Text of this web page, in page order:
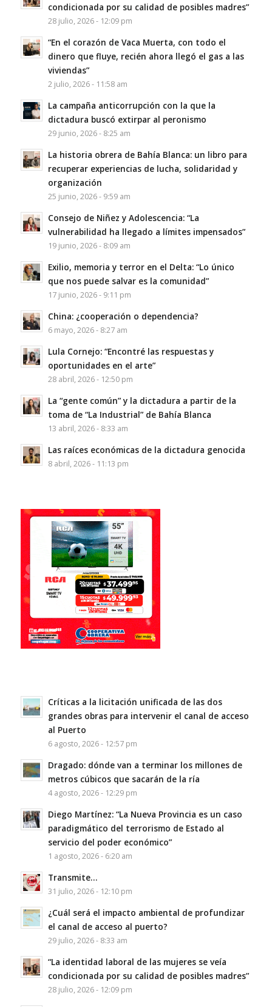
condicionada por su calidad de posibles madres”
28 julio, 2026 - 12:09 pm
“En el corazón de Vaca Muerta, con todo el
dinero que fluye, recién ahora llegó el gas a las
viviendas”
2 julio, 2026 - 11:58 am
La campaña anticorrupción con la que la
dictadura buscó extirpar al peronismo
29 junio, 2026 - 8:25 am
La historia obrera de Bahía Blanca: un libro para
recuperar experiencias de lucha, solidaridad y
organización
25 junio, 2026 - 9:59 am
Consejo de Niñez y Adolescencia: “La
vulnerabilidad ha llegado a límites impensados”
19 junio, 2026 - 8:09 am
Exilio, memoria y terror en el Delta: “Lo único
que nos puede salvar es la comunidad”
17 junio, 2026 - 9:11 pm
China: ¿cooperación o dependencia?
6 mayo, 2026 - 8:27 am
Lula Cornejo: “Encontré las respuestas y
oportunidades en el arte”
28 abril, 2026 - 12:50 pm
La “gente común” y la dictadura a partir de la
toma de “La Industrial” de Bahía Blanca
13 abril, 2026 - 8:33 am
Las raíces económicas de la dictadura genocida
8 abril, 2026 - 11:13 pm
Críticas a la licitación unificada de las dos
grandes obras para intervenir el canal de acceso
al Puerto
6 agosto, 2026 - 12:57 pm
Dragado: dónde van a terminar los millones de
metros cúbicos que sacarán de la ría
4 agosto, 2026 - 12:29 pm
Diego Martínez: “La Nueva Provincia es un caso
paradigmático del terrorismo de Estado al
servicio del poder económico”
1 agosto, 2026 - 6:20 am
Transmite…
31 julio, 2026 - 12:10 pm
¿Cuál será el impacto ambiental de profundizar
el canal de acceso al puerto?
29 julio, 2026 - 8:33 am
“La identidad laboral de las mujeres se veía
condicionada por su calidad de posibles madres”
28 julio, 2026 - 12:09 pm